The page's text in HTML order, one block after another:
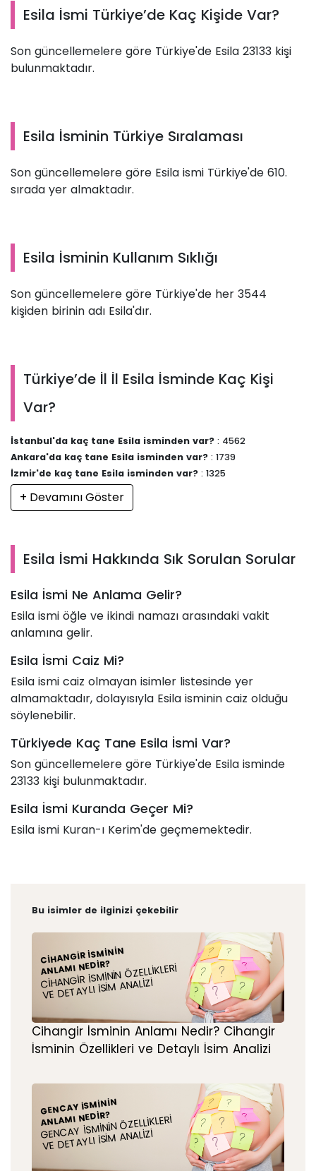
Esila İsmi Türkiye’de Kaç Kişide Var?
Son güncellemelere göre Türkiye'de Esila 23133 kişi
bulunmaktadır.
Esila İsminin Türkiye Sıralaması
Son güncellemelere göre Esila ismi Türkiye'de 610.
sırada yer almaktadır.
Esila İsminin Kullanım Sıklığı
Son güncellemelere göre Türkiye'de her 3544
kişiden birinin adı Esila'dır.
Türkiye’de İl İl Esila İsminde Kaç Kişi
Var?
İstanbul'da kaç tane Esila isminden var? : 4562
Ankara'da kaç tane Esila isminden var? : 1739
İzmir'de kaç tane Esila isminden var? : 1325
+ Devamını Göster
Esila İsmi Hakkında Sık Sorulan Sorular
Esila İsmi Ne Anlama Gelir?
Esila ismi öğle ve ikindi namazı arasındaki vakit
anlamına gelir.
Esila İsmi Caiz Mi?
Esila ismi caiz olmayan isimler listesinde yer
almamaktadır, dolayısıyla Esila isminin caiz olduğu
söylenebilir.
Türkiyede Kaç Tane Esila İsmi Var?
Son güncellemelere göre Türkiye'de Esila isminde
23133 kişi bulunmaktadır.
Esila İsmi Kuranda Geçer Mi?
Esila ismi Kuran-ı Kerim'de geçmemektedir.
Bu isimler de ilginizi çekebilir
CIHANGIR İSMININ
ANLAMI NEDIR?
CIHANGIR İSMININ ÖZELLIKLERI
VE DETAYLI İSIM ANALIZI
Cihangir İsminin Anlamı Nedir? Cihangir
İsminin Özellikleri ve Detaylı İsim Analizi
GENCAY İSMININ
ANLAMI NEDIR?
GENCAY İSMININ ÖZELLIKLERI
VE DETAYLI İSIM ANALIZI